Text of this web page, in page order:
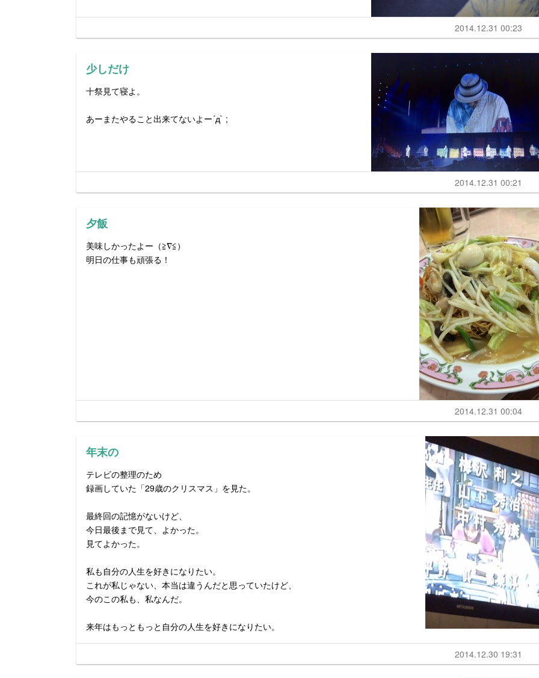
2014.12.31 00:23
少しだけ
十祭見て寝よ。
あーまたやること出来てないよー´д` ;
2014.12.31 00:21
夕飯
美味しかったよー（≧∇≦）
明日の仕事も頑張る！
2014.12.31 00:04
年末の
テレビの整理のため
録画していた「29歳のクリスマス」を見た。
最終回の記憶がないけど、
今日最後まで見て、よかった。
見てよかった。
私も自分の人生を好きになりたい。
これが私じゃない、本当は違うんだと思っていたけど、
今のこの私も、私なんだ。
来年はもっともっと自分の人生を好きになりたい。
2014.12.30 19:31